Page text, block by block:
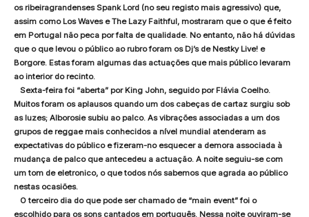
os ribeiragrandenses Spank Lord (no seu registo mais agressivo) que,
assim como Los Waves e The Lazy Faithful, mostraram que o que é feito
em Portugal não peca por falta de qualidade. No entanto, não há dúvidas
que o que levou o público ao rubro foram os Dj’s de Nestky Live! e
Borgore. Estas foram algumas das actuações que mais público levaram
ao interior do recinto.
Sexta-feira foi “aberta” por King John, seguido por Flávia Coelho.
Muitos foram os aplausos quando um dos cabeças de cartaz surgiu sob
as luzes; Alborosie subiu ao palco. As vibrações associadas a um dos
grupos de reggae mais conhecidos a nível mundial atenderam as
expectativas do público e fizeram-no esquecer a demora associada à
mudança de palco que antecedeu a actuação. A noite seguiu-se com
um tom de eletronico, o que todos nós sabemos que agrada ao público
nestas ocasiões.
O terceiro dia do que pode ser chamado de “main event” foi o
escolhido para os sons cantados em português. Nessa noite ouviram-se